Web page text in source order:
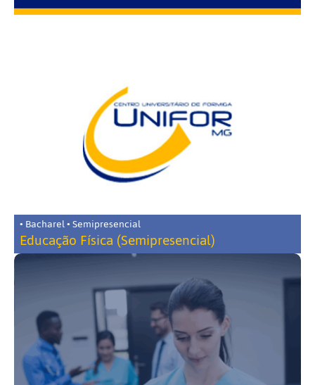
• Bacharel • Semipresencial
Educação Física (Semipresencial)